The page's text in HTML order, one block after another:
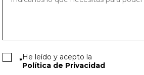
*He leído y acepto la
Política de Privacidad